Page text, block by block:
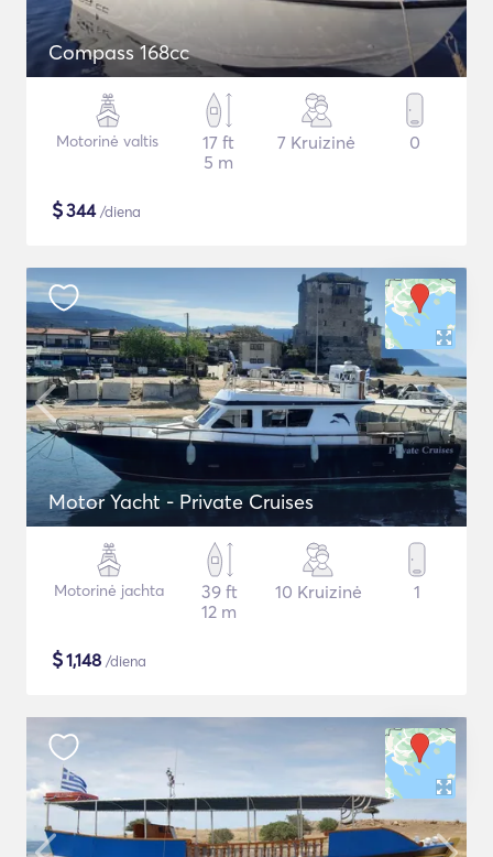
Compass 168cc
Motorinė valtis
17 ft
5 m
7 Kruizinė 0
$344/diena
Motor Yacht - Private Cruises
Motorinė jachta
39 ft
12 m
10 Kruizinė 1
$1,148 /diena